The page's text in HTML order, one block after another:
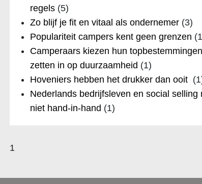
regels(5)
Zo blijf je fit en vitaal als ondernemer(3)
Populariteit campers kent geen grenzen
Camperaars kiezen hun
zetten in op duurzaamheid (1)
Hoveniers hebben het drukker dan ooit
Nederlands bedrijfsleven en social selling
niet hand-in-hand (1)
1